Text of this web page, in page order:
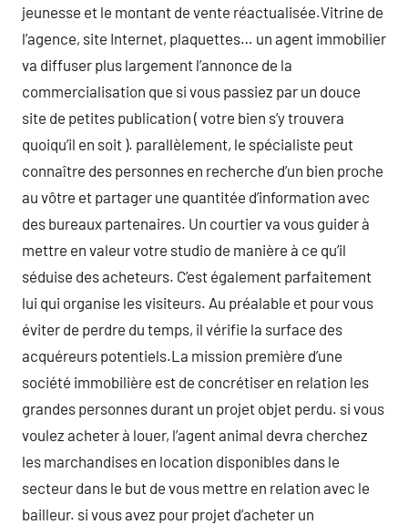
jeunesse et le montant de vente réactualisée.Vitrine de
l’agence, site Internet, plaquettes… un agent immobilier
va diffuser plus largement l’annonce de la
commercialisation que si vous passiez par un douce
site de petites publication ( votre bien s’y trouvera
quoiqu’il en soit ). parallèlement, le spécialiste peut
connaître des personnes en recherche d’un bien proche
au vôtre et partager une quantitée d’information avec
des bureaux partenaires. Un courtier va vous guider à
mettre en valeur votre studio de manière à ce qu’il
séduise des acheteurs. C’est également parfaitement
lui qui organise les visiteurs. Au préalable et pour vous
éviter de perdre du temps, il vérifie la surface des
acquéreurs potentiels.La mission première d’une
société immobilière est de concrétiser en relation les
grandes personnes durant un projet objet perdu. si vous
voulez acheter à louer, l’agent animal devra cherchez
les marchandises en location disponibles dans le
secteur dans le but de vous mettre en relation avec le
bailleur. si vous avez pour projet d’acheter un